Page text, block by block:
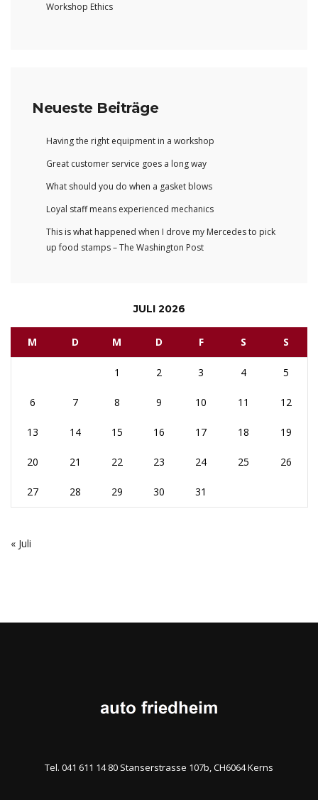
Workshop Ethics
Neueste Beiträge
Having the right equipment in a workshop
Great customer service goes a long way
What should you do when a gasket blows
Loyal staff means experienced mechanics
This is what happened when I drove my Mercedes to pick
up food stamps – The Washington Post
JULI 2026
M D M D F S S
1 2 3 4 5
6 7 8 9 10 11 12
13 14 15 16 17 18 19
20 21 22 23 24 25 26
27 28 29 30 31
« Juli
Tel. 041 611 14 80 Stanserstrasse 107b, CH6064 Kerns